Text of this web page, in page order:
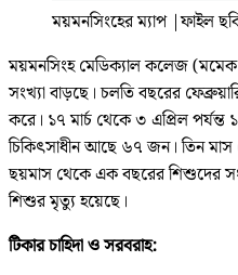
ময়মনসিংহের ম্যাপ |ফাইল
ময়মনসিংহ মেডিক‌্যাল কলেজ
সংখ্যা বাড়ছে। চলতি বছরের
করে। ১৭ মার্চ থেকে ৩ এপ্রিল পর্যন্ত
চিকিৎসাধীন আছে ৬৭ জন। তিন
ছয়মাস থেকে এক বছরের শিশুদের
শিশুর মৃত্যু হয়েছে।
টিকার চাহিদা ও সরবরাহ: